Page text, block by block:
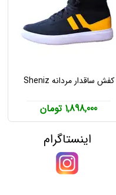
کفش ساقدار مردانه Sheniz
1,898,000 تومان
اینستاگرام